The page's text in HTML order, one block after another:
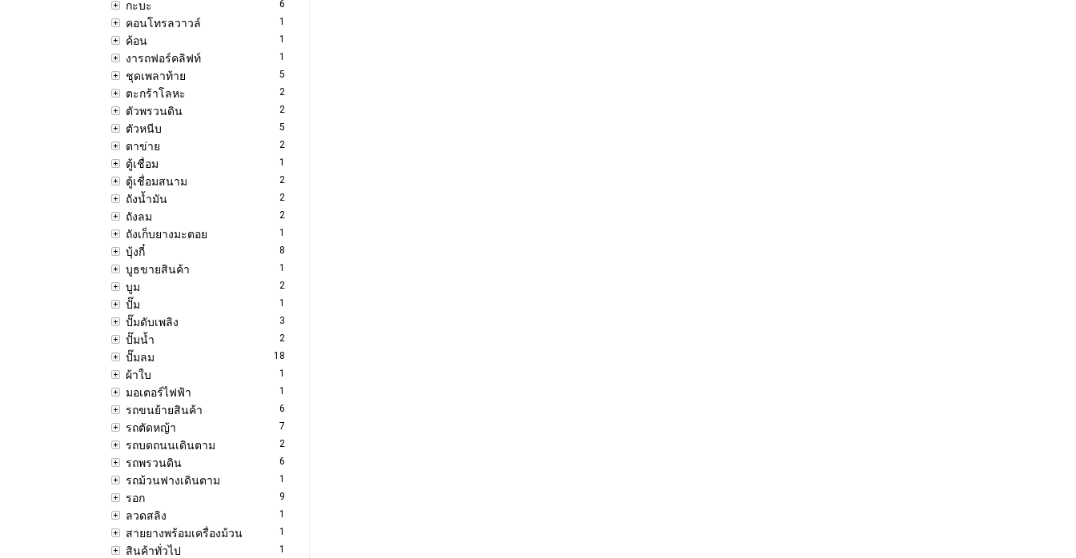
กะบะ 6
คอนโทรลวาวล์ 1
ค้อน 1
งารถฟอร์คลิฟท์ 1
ชุดเพลาท้าย 5
ตะกร้าโลหะ 2
ตัวพรวนดิน 2
ตัวหนีบ 5
ตาข่าย 2
ตู้เชื่อม 1
ตู้เชื่อมสนาม 2
ถังน้ำมัน 2
ถังลม 2
ถังเก็บยางมะตอย 1
บุ้งกี๋ 8
บูธขายสินค้า 1
บูม 2
ปั๊ม 1
ปั๊มดับเพลิง 3
ปั๊มน้ำ 2
ปั๊มลม 18
ผ้าใบ 1
มอเตอร์ไฟฟ้า 1
รถขนย้ายสินค้า 6
รถตัดหญ้า 7
รถบดถนนเดินตาม 2
รถพรวนดิน 6
รถม้วนฟางเดินตาม 1
รอก 9
ลวดสลิง 1
สายยางพร้อมเครื่องม้วน 1
สินค้าทั่วไป 1